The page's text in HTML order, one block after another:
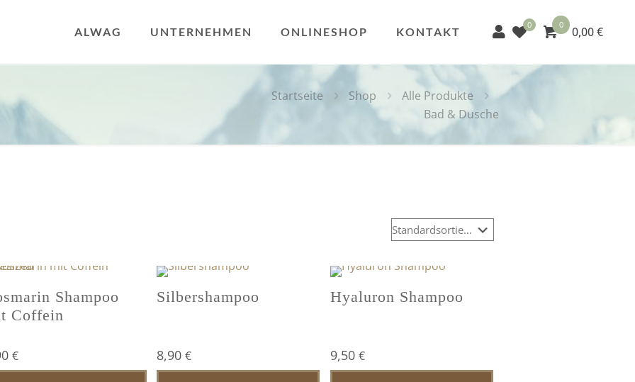
ALWAG UNTERNEHMEN ONLINESHOP KONTAKT
0 0 0,00 €
Startseite Shop
Alle Produkte
Bad & Dusche
Shampoo
Coffein
€
Silbershampoo
8,90€
Hyaluron Shampoo
9,50 €